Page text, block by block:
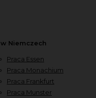
Niemczech
Praca Essen
Praca Monachium
Praca Frankfurt
Praca Munster